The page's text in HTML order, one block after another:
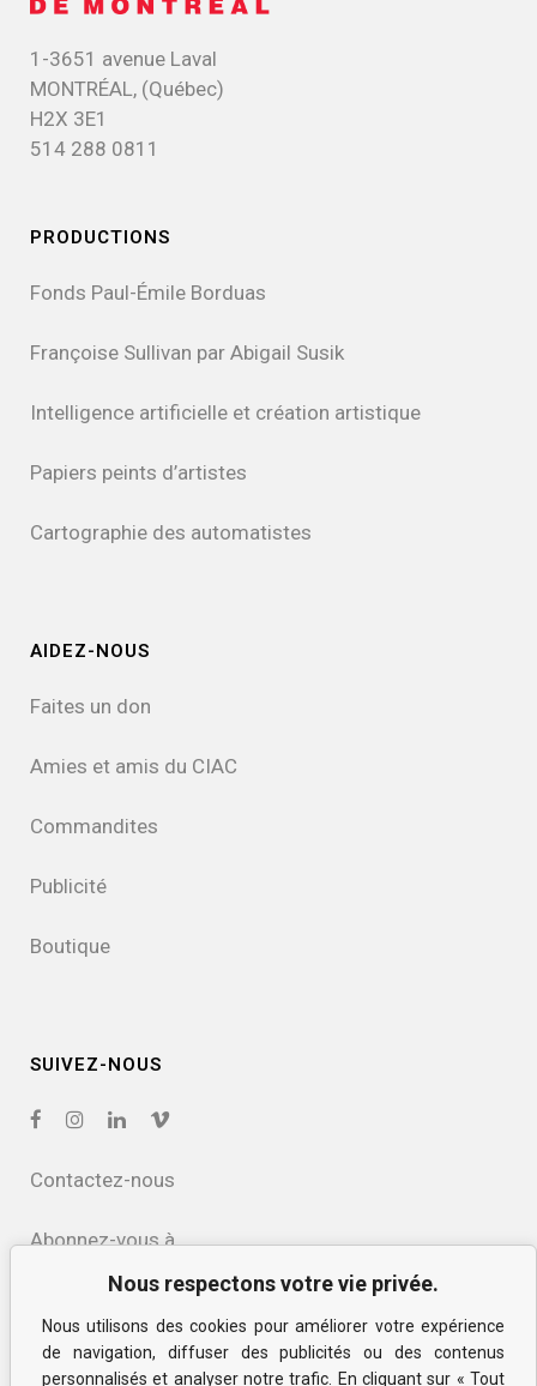
Nous respectons votre vie privée.
Nous utilisons des cookies pour améliorer votre expérience
de navigation, diffuser des publicités ou des contenus
personnalisés et analyser notre trafic. En cliquant sur « Tout
1-3651 avenue Laval
MONTRÉAL, (Québec)
H2X 3E1
514 288 0811
PRODUCTIONS
Fonds Paul-Émile Borduas
Françoise Sullivan par Abigail Susik
Intelligence artificielle et création artistique
Papiers peints d’artistes
Cartographie des automatistes
AIDEZ-NOUS
Faites un don
Amies et amis du CIAC
Commandites
Publicité
Boutique
SUIVEZ-NOUS
Contactez-nous
Abonnez-vous à
Politique de confidentialité
et des cookies